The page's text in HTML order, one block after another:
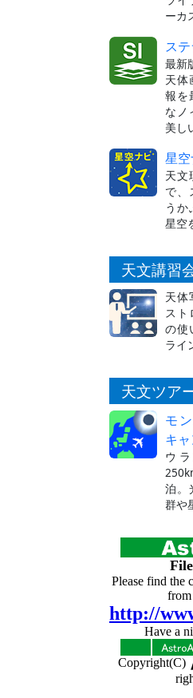
ーカ
ス
最新
天体
報を
なノ
美し
星
天文
で、
うか
星空
天文講習
天体
スト
の使
ライ
天文ツア
モ
キ
ウ
泊。
群や